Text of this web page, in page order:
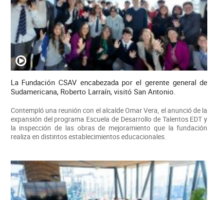
La Fundación CSAV encabezada por el gerente general de
Sudamericana, Roberto Larraín, visitó San Antonio.
Contempló una reunión con el alcalde Omar Vera, el anunció de la
expansión del programa Escuela de Desarrollo de Talentos EDT y
la inspección de las obras de mejoramiento que la fundación
realiza en distintos establecimientos educacionales.